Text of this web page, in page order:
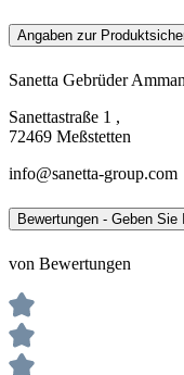
Angaben zur
Sanetta Gebrüder
Sanettastraße 1 ,
72469 Meßstetten
info@sanetta-group.com
Bewertungen - Geben Sie
von Bewertungen